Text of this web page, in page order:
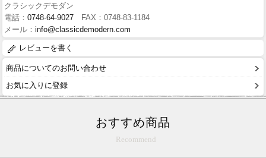
クラシックデモダン
電話： 0748-64-9027 FAX：0748-83-1184
メール： info@classicdemodern.com
レビューを書く
商品についてのお問い合わせ
お気に入りに登録
おすすめ商品
Recommend